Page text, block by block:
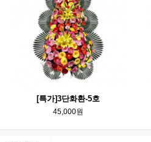
[특가]3단화환-5호
45,000원